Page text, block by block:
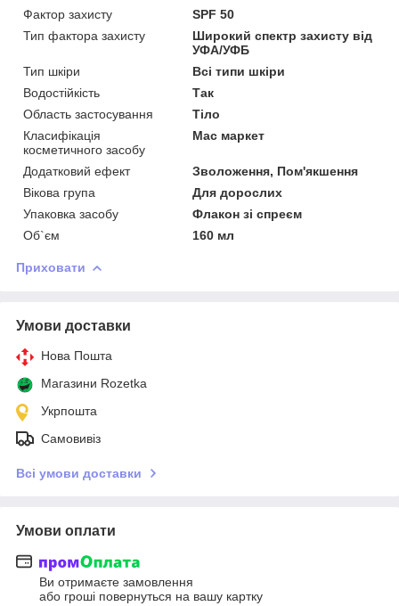
Фактор захисту
SPF 50
Тип фактора захисту
Широкий спектр захисту від
УФА/УФБ
Тип шкіри
Всі типи шкіри
Водостійкість
Так
Область застосування
Тіло
Класифікація
косметичного засобу
Мас маркет
Додатковий ефект
Зволоження, Пом'якшення
Вікова група
Для дорослих
Упаковка засобу
Флакон зі спреєм
Об`єм
160 мл
Приховати
Умови доставки
Нова Пошта
Магазини Rozetka
Укрпошта
Самовивіз
Всі умови доставки
Умови оплати
Ви отримаєте замовлення
або гроші повернуться на вашу картку